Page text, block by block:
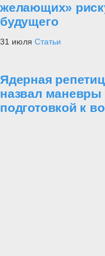
желающих»
будущего
31 июля Статьи
Ядерная
назвал
подготовкой к